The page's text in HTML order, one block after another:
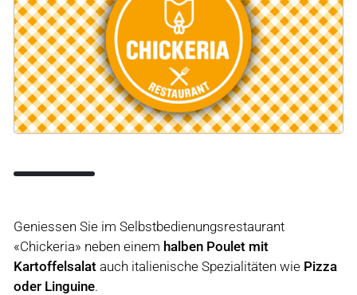
Geniessen Sie im Selbstbedienungsrestaurant
«Chickeria» neben einem halben Poulet mit
Kartoffelsalat auch italienische Spezialitäten wie Pizza
oder Linguine.